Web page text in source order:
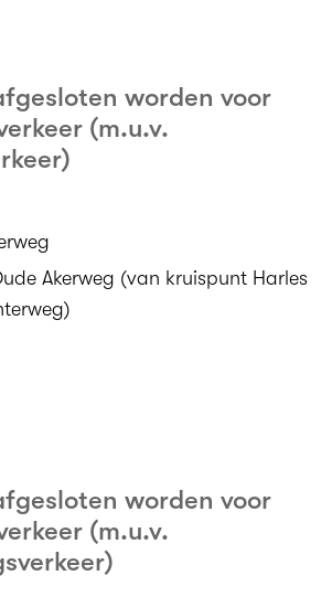
worden voor
(m.u.v.
Akerweg (van kruispunt Harles
worden voor
(m.u.v.